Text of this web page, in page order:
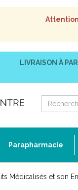
Attention
LIVRAISON À
Parapharmacie
Lits Médicalisés et son